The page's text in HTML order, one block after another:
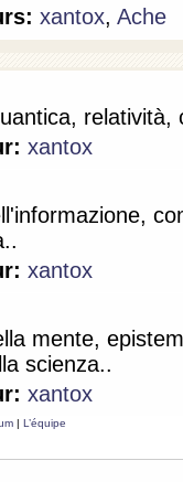
xantox, Ache
relatività,
xantox
xantox
mente,
scienza..
xantox
| L’équipe